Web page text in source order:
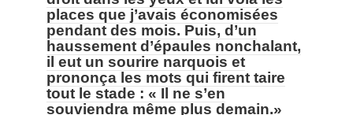
places que j’avais économisées
pendant des mois. Puis, d’un
haussement d’épaules nonchalant,
il eut un sourire narquois et
prononça les mots qui firent taire
tout le stade : « Il ne s’en
souviendra même plus demain.»